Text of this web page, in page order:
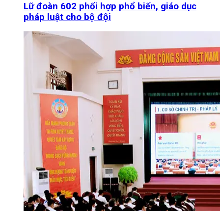
Lữ đoàn 602 phối hợp phổ biến, giáo dục
pháp luật cho bộ đội